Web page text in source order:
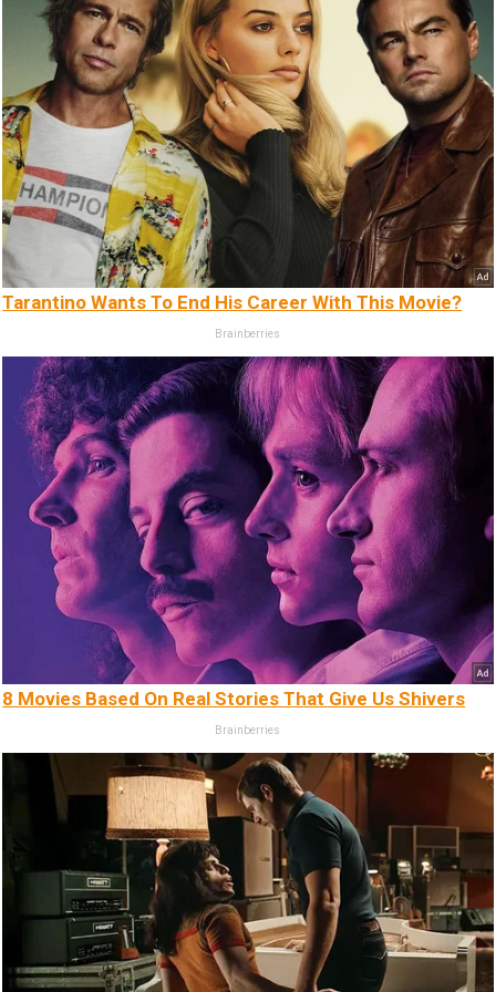
Tarantino Wants To End His Career With This Movie?
Brainberries
8 Movies Based On Real Stories That Give Us Shivers
Brainberries